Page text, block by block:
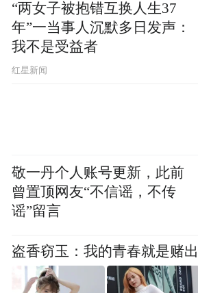
“两女子被抱错互换人生37
年”一当事人沉默多日发声：
我不是受益者
红星新闻
敬一丹个人账号更新，此前
曾置顶网友“不信谣，不传
谣”留言
盗香窃玉：我的青春就是赌